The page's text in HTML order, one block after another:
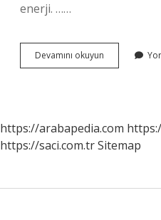
enerji. ……
Devamını okuyun
Niçin
https://arabapedia.com
https://saci.com.trSitemap